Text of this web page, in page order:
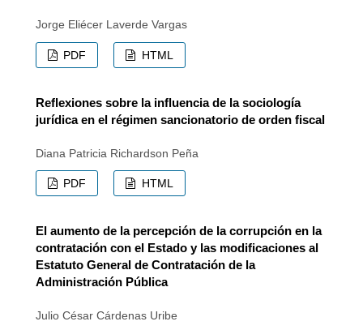
Jorge Eliécer Laverde Vargas
PDF HTML
Reflexiones sobre la influencia de la sociología
jurídica en el régimen sancionatorio de orden fiscal
Diana Patricia Richardson Peña
PDF HTML
El aumento de la percepción de la corrupción en la
contratación con el Estado y las modificaciones al
Estatuto General de Contratación de la
Administración Pública
Julio César Cárdenas Uribe